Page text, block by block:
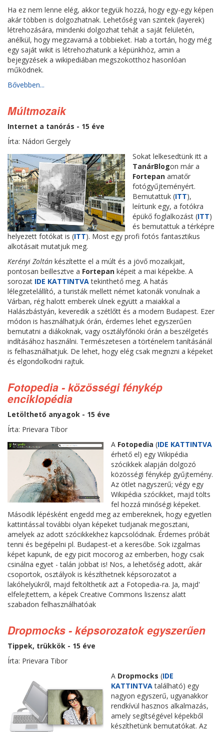
Ha ez nem lenne elég, akkor tegyük hozzá, hogy egy-egy képen
akár többen is dolgozhatnak. Lehetőség van szintek (layerek)
létrehozására, mindenki dolgozhat tehát a saját felületén,
anélkül, hogy megzavarná a többieket. Hab a tortán, hogy még
egy saját wikit is létrehozhatunk a képünkhöz, amin a
bejegyzések a wikipediában megszokotthoz hasonlóan
működnek.
Bővebben...
Múltmozaik
Internet a tanórás - 15 éve
Írta: Nádori Gergely
Sokat lelkesedtünk itt a
TanárBlogon már a
Fortepanamatőr
fotógyűjteményért.
Bemutattuk (ITT),
leírtunk egy, a fotókra
épükő foglalkozást (ITT)
és bemutattuk a térképre
helyezett fotókat is (ITT). Most egy profi fotós fantasztikus
alkotásait mutatjuk meg.
Kerényi Zoltán készítette el a múlt és a jövő mozaikjait,
pontosan beillesztve a Fortepan képeit a mai képekbe. A
sorozat IDE KATTINTVAtekinthető meg. A hatás
lélegzetelállító, a turisták mellett német katonák vonulnak a
Várban, rég halott emberek ülnek együtt a maiakkal a
Halászbástyán, keveredik a szétlőtt és a modern Budapest. Ezer
módon is használhatjuk órán, érdemes lehet egyszerűen
bemutatni a diákoknak, vagy osztályfőnöki órán a beszélgetés
indításához használni. Természetesen a történelem tanításánál
is felhasználhatjuk. De lehet, hogy elég csak megnzni a képeket
és elgondolkodni rajtuk.
Fotopedia - közösségi fénykép
enciklopédia
Letölthető anyagok - 15 éve
Írta: Prievara Tibor
A Fotopedia (IDE KATTINTVA
érhető el) egy Wikipédia
szócikkek alapján dolgozó
közösségi fénykép gyűjtemény.
Az ötlet nagyszerű; végy egy
Wikipédia szócikket, majd tölts
fel hozzá minőségi képeket.
Második lépésként engedd meg az embereknek, hogy egyetlen
kattintással további olyan képeket tudjanak megosztani,
amelyek az adott szócikkekhez kapcsolódnak. Érdemes próbát
tenni és begépelni pl. Budapest-et a keresőbe. Sok izgalmas
képet kapunk, de egy picit mocorog az emberben, hogy csak
csinálna egyet - talán jobbat is! Nos, a lehetőség adott, akár
csoportok, osztályok is készíthetnek képsorozatot a
lakóhelyükről, majd feltölthetik azt a Fotopedia-ra. Ja, majd'
elfelejtettem, a képek Creative Commons liszensz alatt
szabadon felhasználhatóak
Dropmocks - képsorozatok egyszerűen
Tippek, trükkök - 15 éve
Írta: Prievara Tibor
A Dropmocks (IDE
KATTINTVAtalálható) egy
nagyon egyszerű, ugyanakkor
rendkívül hasznos alkalmazás,
amely segítségével képekből
készíthetünk bemutatókat. Az